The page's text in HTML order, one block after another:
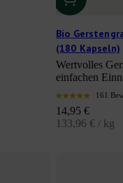
Bio
(180 Kapseln)
Wertvolles
einfachen
Kapselform
161
Angebot
14,95 €
133,96 € / kg